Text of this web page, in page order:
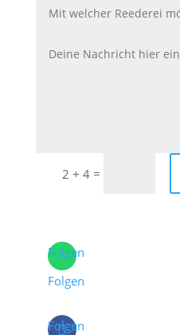
2 + 4 =
Folgen
Folgen
Folgen